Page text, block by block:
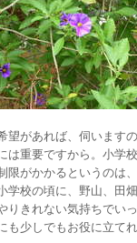
望があれば、伺います
は重要ですから。小学
限がかかるというのは
学校の頃に、野山、田
りきれない気持ちでい
も少しでもお役に立て